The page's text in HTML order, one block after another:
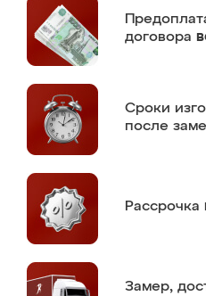
договора
Сроки
после
Рассрочка
Замер,